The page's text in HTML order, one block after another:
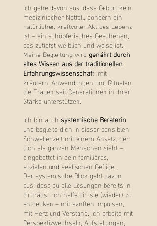
Ich gehe davon aus, dass Geburt kein
medizinischer Notfall, sondern ein
natürlicher, kraftvoller Akt des Lebens
ist – ein schöpferisches Geschehen,
das zutiefst weiblich und weise ist.
Meine Begleitung wird genährt durch
altes Wissen aus der traditionellen
Erfahrungswissenschaft: mit
Kräutern, Anwendungen und Ritualen,
die Frauen seit Generationen in ihrer
Stärke unterstützen.
Ich bin auch systemische Beraterin
und begleite dich in dieser sensiblen
Schwellenzeit mit einem Ansatz, der
dich als ganzen Menschen sieht –
eingebettet in dein familiäres,
sozialen und seelischen Gefüge.
Der systemische Blick geht davon
aus, dass du alle Lösungen bereits in
dir trägst. Ich helfe dir, sie (wieder) zu
entdecken – mit sanften Impulsen,
mit Herz und Verstand. Ich arbeite mit
Perspektivwechseln, Aufstellungen,